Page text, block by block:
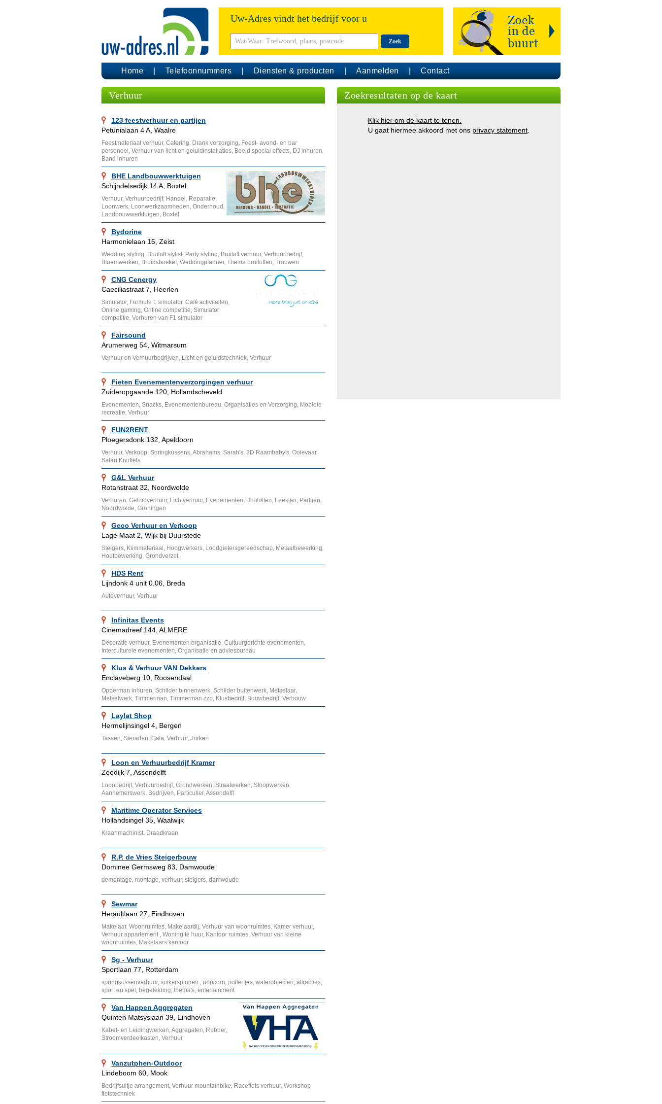
Uw-Adres vindt het bedrijf voor u
Zoek
Home Telefoonnummers Diensten & producten Aanmelden Contact
Verhuur
123 feestverhuur en partijen
Petunialaan 4 A, Waalre
Feestmateriaal verhuur, Catering, Drank verzorging, Feest- avond- en bar
personeel, Verhuur van licht en geluidinstallaties, Beeld special effects, DJ inhuren,
Band inhuren
BHE Landbouwwerktuigen
Schijndelsedijk 14 A, Boxtel
Verhuur, Verhuurbedrijf, Handel, Reparatie,
Loonwerk, Loonwerkzaamheden, Onderhoud,
Landbouwwerktuigen, Boxtel
Bydorine
Harmonielaan 16, Zeist
Wedding styling, Bruiloft stylist, Party styling, Bruiloft verhuur, Verhuurbedrijf,
Bloemwerken, Bruidsboeket, Weddingplanner, Thema bruiloften, Trouwen
CNG Cenergy
Caeciliastraat 7, Heerlen
Simulator, Formule 1 simulator, Café activiteiten,
Online gaming, Online competitie, Simulator
competitie, Verhuren van F1 simulator
Fairsound
Arumerweg 54, Witmarsum
Verhuur en Verhuurbedrijven, Licht en geluidstechniek, Verhuur
Fieten Evenementenverzorgingen verhuur
Zuideropgaande 120, Hollandscheveld
Evenementen, Snacks, Evenementenbureau, Organisaties en Verzorging, Mobiele
recreatie, Verhuur
FUN2RENT
Ploegersdonk 132, Apeldoorn
Verhuur, Verkoop, Springkussens, Abrahams, Sarah's, 3D Raambaby's, Ooievaar,
Safari Knuffels
G&L Verhuur
Rotanstraat 32, Noordwolde
Verhuren, Geluidverhuur, Lichtverhuur, Evenementen, Bruiloften, Feesten, Partijen,
Noordwolde, Groningen
Geco Verhuur en Verkoop
Lage Maat 2, Wijk bij Duurstede
Steigers, Klimmateriaal, Hoogwerkers, Loodgietersgereedschap, Metaalbewerking,
Houtbewerking, Grondverzet
HDS Rent
Lijndonk 4 unit 0.06, Breda
Autoverhuur, Verhuur
Infinitas Events
Cinemadreef 144, ALMERE
Decoratie verhuur, Evenementen organisatie, Cultuurgerichte evenementen,
Interculturele evenementen, Organisatie en adviesbureau
Klus & Verhuur VAN Dekkers
Enclaveberg 10, Roosendaal
Opperman inhuren, Schilder binnenwerk, Schilder buitenwerk, Metselaar,
Metselwerk, Timmerman, Timmerman zzp, Klusbedrijf, Bouwbedrijf, Verbouw
Laylat Shop
Hermelijnsingel 4, Bergen
Tassen, Sieraden, Gala, Verhuur, Jurken
Loon en Verhuurbedrijf Kramer
Zeedijk 7, Assendelft
Loonbedrijf, Verhuurbedrijf, Grondwerken, Straatwerken, Sloopwerken,
Aannemerswerk, Bedrijven, Particulier, Assendelft
Maritime Operator Services
Hollandsingel 35, Waalwijk
Kraanmachinist, Draadkraan
R.P. de Vries Steigerbouw
Dominee Germsweg 83, Damwoude
demontage, montage, verhuur, steigers, damwoude
Sewmar
Heraultlaan 27, Eindhoven
Makelaar, Woonruimtes, Makelaardij, Verhuur van woonruimtes, Kamer verhuur,
Verhuur appartement , Woning te huur, Kantoor ruimtes, Verhuur van kleine
woonruimtes, Makelaars kantoor
Sg - Verhuur
Sportlaan 77, Rotterdam
springkussenverhuur, suikerspinnen , popcorn, poffertjes, waterobjecten, attracties,
sport en spel, begeleiding, thema's, entertainment
Van Happen Aggregaten
Quinten Matsyslaan 39, Eindhoven
Kabel- en Leidingwerken, Aggregaten, Rubber,
Stroomverdeelkasten, Verhuur
Vanzutphen-Outdoor
Lindeboom 60, Mook
Bedrijfsuitje arrangement, Verhuur mountainbike, Racefiets verhuur, Workshop
fietstechniek
Zoekresultaten op de kaart
Klik hier om de kaart te tonen.
U gaat hiermee akkoord met ons privacy statement